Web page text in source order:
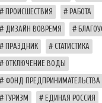
ПРОИСШЕСТВИЯ РАБОТА
ДИЗАЙН ВОВРЕМЯ
ПРАЗДНИК СТАТИСТИКА
ОТКЛЮЧЕНИЕ ВОДЫ
ФОНД ПРЕДПРИНИМАТЕЛЬСТВА
ТУРИЗМ ЕДИНАЯ РОССИЯ